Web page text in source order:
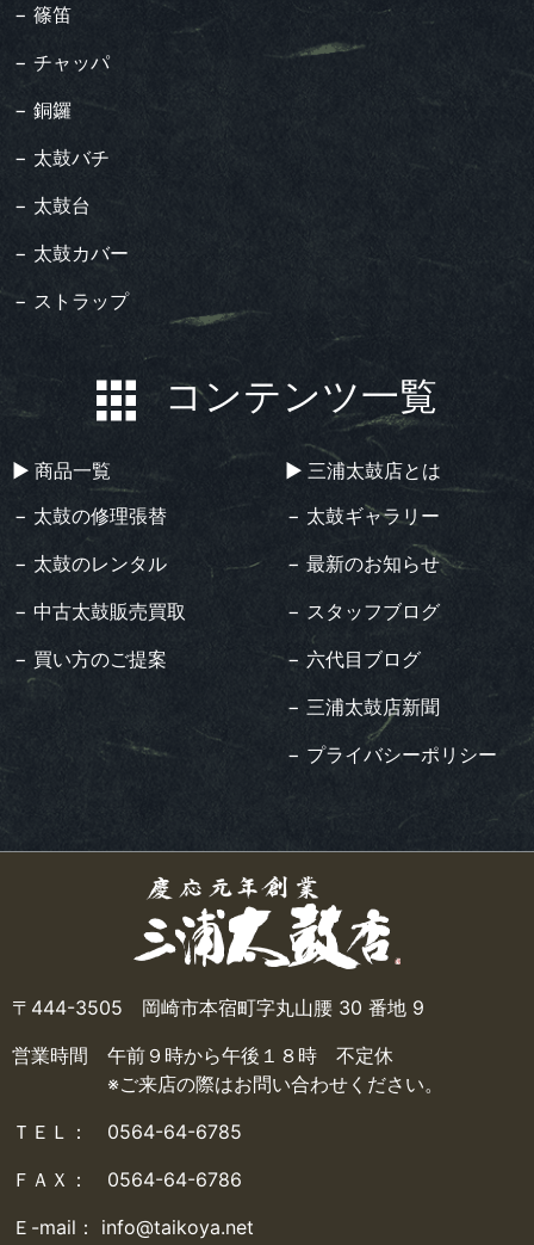
− 篠笛
− チャッパ
− 銅鑼
− 太鼓バチ
− 太鼓台
− 太鼓カバー
− ストラップ
コンテンツ一覧
▶︎ 商品一覧
− 太鼓の修理張替
− 太鼓のレンタル
− 中古太鼓販売買取
− 買い方のご提案
▶︎ 三浦太鼓店とは
− 太鼓ギャラリー
− 最新のお知らせ
− スタッフブログ
− 六代目ブログ
− 三浦太鼓店新聞
− プライバシーポリシー
〒444-3505 岡崎市本宿町字丸山腰 30 番地 9
営業時間 午前９時から午後１８時 不定休
※ご来店の際はお問い合わせください。
ＴＥＬ： 0564-64-6785
ＦＡＸ： 0564-64-6786
Ｅ-mail： info@taikoya.net